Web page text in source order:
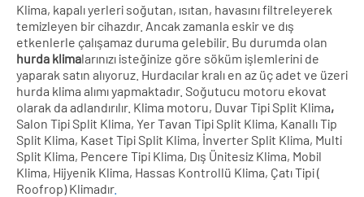
Klima, kapalı yerleri soğutan, ısıtan, havasını filtreleyerek
temizleyen bir cihazdır. Ancak zamanla eskir ve dış
etkenlerle çalışamaz duruma gelebilir. Bu durumda olan
hurda klimalarınızı isteğinize göre söküm işlemlerini de
yaparak satın alıyoruz. Hurdacılar kralı en az üç adet ve üzeri
hurda klima alımı yapmaktadır. Soğutucu motoru ekovat
olarak da adlandırılır. Klima motoru, Duvar Tipi Split Klima,
Salon Tipi Split Klima, Yer Tavan Tipi Split Klima, Kanallı Tip
Split Klima, Kaset Tipi Split Klima, İnverter Split Klima, Multi
Split Klima, Pencere Tipi Klima, Dış Ünitesiz Klima, Mobil
Klima, Hijyenik Klima, Hassas Kontrollü Klima, Çatı Tipi (
Roofrop) Klimadır.